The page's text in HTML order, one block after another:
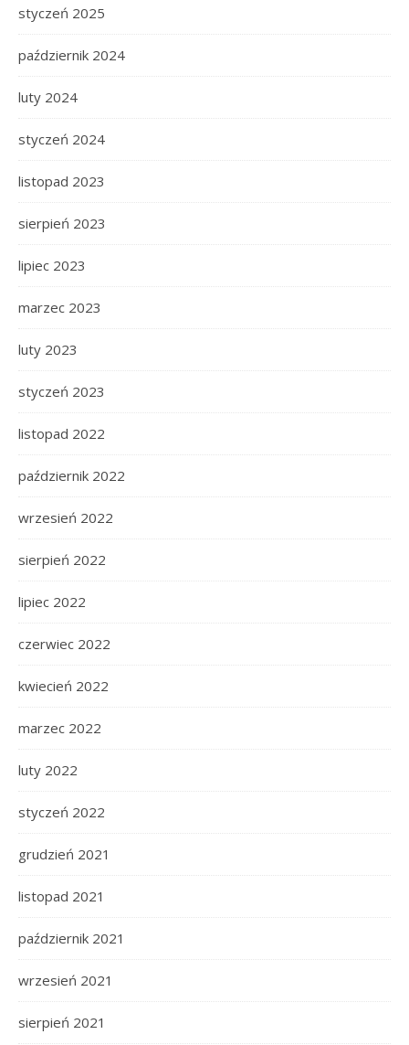
styczeń 2025
październik 2024
luty 2024
styczeń 2024
listopad 2023
sierpień 2023
lipiec 2023
marzec 2023
luty 2023
styczeń 2023
listopad 2022
październik 2022
wrzesień 2022
sierpień 2022
lipiec 2022
czerwiec 2022
kwiecień 2022
marzec 2022
luty 2022
styczeń 2022
grudzień 2021
listopad 2021
październik 2021
wrzesień 2021
sierpień 2021